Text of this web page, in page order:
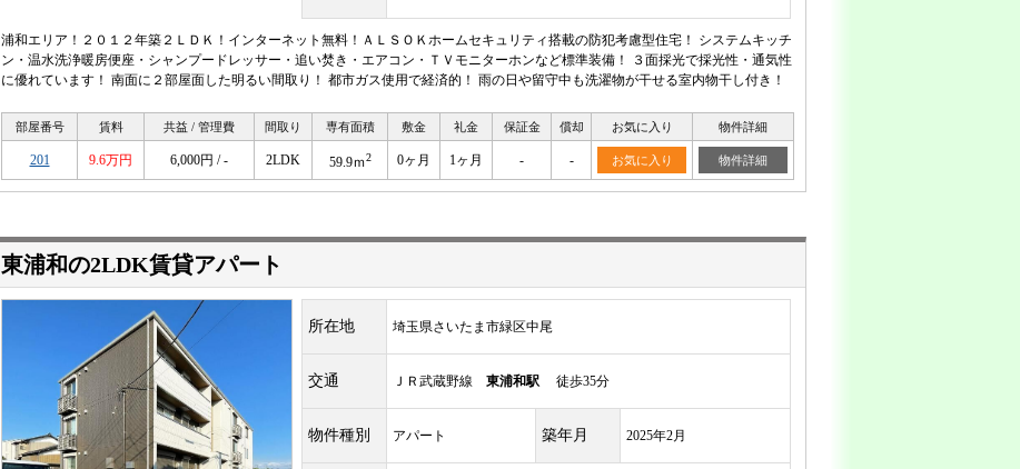
浦和エリア！２０１２年築２ＬＤＫ！インターネット無料！ＡＬＳＯＫホームセキュリティ搭載の防犯考慮型住宅！ システムキッチ
ン・温水洗浄暖房便座・シャンプードレッサー・追い焚き・エアコン・ＴＶモニターホンなど標準装備！ ３面採光で採光性・通気性
に優れています！ 南面に２部屋面した明るい間取り！ 都市ガス使用で経済的！ 雨の日や留守中も洗濯物が干せる室内物干し付き！
部屋番号 賃料 共益 / 管理費 間取り 専有面積 敷金 礼金 保証金 償却 お気に入り 物件詳細
201 9.6万円 6,000円 / - 2LDK 59.9ｍ2 0ヶ月 1ヶ月 - - お気に入り 物件詳細
東浦和の2LDK賃貸アパート
所在地 埼玉県さいたま市緑区中尾
交通 ＪＲ武蔵野線 東浦和駅 徒歩35分
物件種別 アパート 築年月 2025年2月